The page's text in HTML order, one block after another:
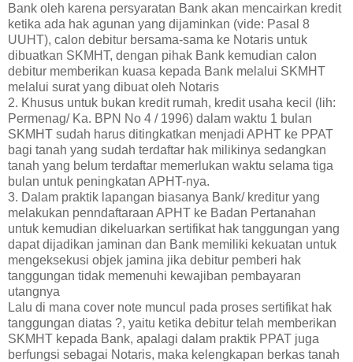
Bank oleh karena persyaratan Bank akan mencairkan kredit
ketika ada hak agunan yang dijaminkan (vide: Pasal 8
UUHT), calon debitur bersama-sama ke Notaris untuk
dibuatkan SKMHT, dengan pihak Bank kemudian calon
debitur memberikan kuasa kepada Bank melalui SKMHT
melalui surat yang dibuat oleh Notaris
2. Khusus untuk bukan kredit rumah, kredit usaha kecil (lih:
Permenag/ Ka. BPN No 4 / 1996) dalam waktu 1 bulan
SKMHT sudah harus ditingkatkan menjadi APHT ke PPAT
bagi tanah yang sudah terdaftar hak milikinya sedangkan
tanah yang belum terdaftar memerlukan waktu selama tiga
bulan untuk peningkatan APHT-nya.
3. Dalam praktik lapangan biasanya Bank/ kreditur yang
melakukan penndaftaraan APHT ke Badan Pertanahan
untuk kemudian dikeluarkan sertifikat hak tanggungan yang
dapat dijadikan jaminan dan Bank memiliki kekuatan untuk
mengeksekusi objek jamina jika debitur pemberi hak
tanggungan tidak memenuhi kewajiban pembayaran
utangnya
Lalu di mana cover note muncul pada proses sertifikat hak
tanggungan diatas ?, yaitu ketika debitur telah memberikan
SKMHT kepada Bank, apalagi dalam praktik PPAT juga
berfungsi sebagai Notaris, maka kelengkapan berkas tanah